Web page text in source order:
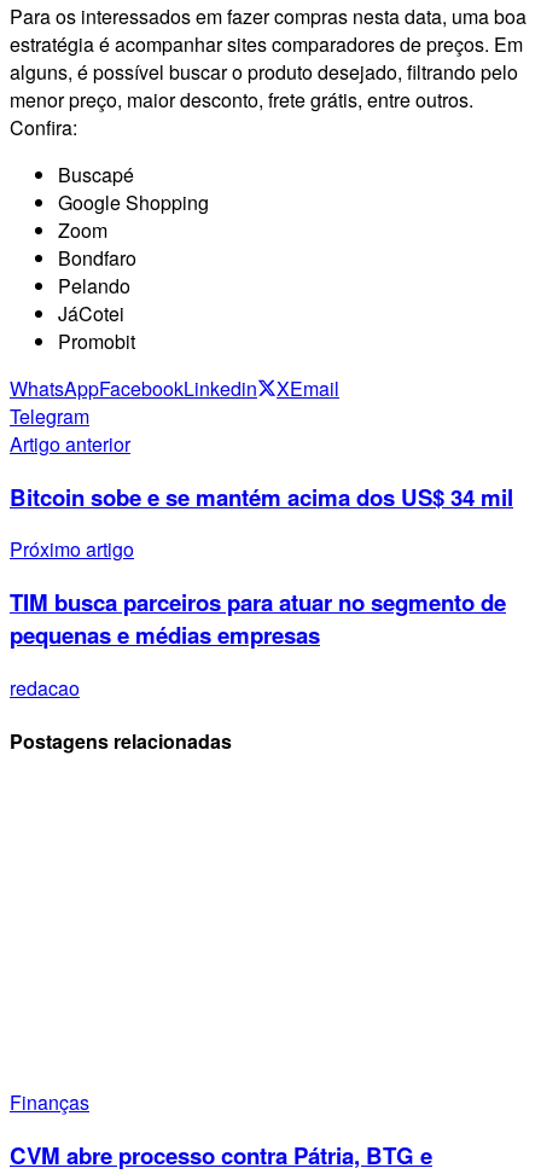
Para os interessados em fazer compras nesta data, uma boa
estratégia é acompanhar sites comparadores de preços. Em
alguns, é possível buscar o produto desejado, filtrando pelo
menor preço, maior desconto, frete grátis, entre outros.
Confira:
Buscapé
Google Shopping
Zoom
Bondfaro
Pelando
JáCotei
Promobit
WhatsAppFacebookLinkedin XEmail
Telegram
Artigo anterior
Bitcoin sobe e se mantém acima dos US$ 34 mil
Próximo artigo
TIM busca parceiros para atuar no segmento de
pequenas e médias empresas
redacao
Postagens relacionadas
Finanças
CVM abre processo contra Pátria, BTG e